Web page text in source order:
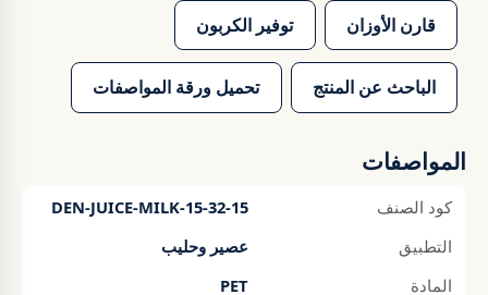
قارن الأوزان توفير الكربون
الباحث عن المنتج تحميل ورقة المواصفات
المواصفات
كود الصنف
DEN-JUICE-MILK-15-32-15
التطبيق
عصير وحليب
المادة
PET